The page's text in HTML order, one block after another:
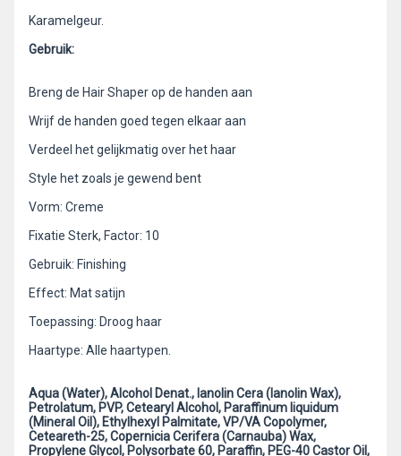
Karamelgeur.
Gebruik:
Breng de Hair Shaper op de handen aan
Wrijf de handen goed tegen elkaar aan
Verdeel het gelijkmatig over het haar
Style het zoals je gewend bent
Vorm: Creme
Fixatie Sterk, Factor: 10
Gebruik: Finishing
Effect: Mat satijn
Toepassing: Droog haar
Haartype: Alle haartypen.
Aqua (Water), Alcohol Denat., lanolin Cera (lanolin Wax),
Petrolatum, PVP, Cetearyl Alcohol, Paraffinum liquidum
(Mineral Oil), Ethylhexyl Palmitate, VP/VA Copolymer,
Ceteareth-25, Copernicia Cerifera (Carnauba) Wax,
Propylene Glycol, Polysorbate 60, Paraffin, PEG-40 Castor Oil,